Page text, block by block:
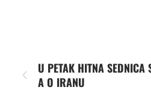
U PETAK HITNA SEDNICA
A O IRANU